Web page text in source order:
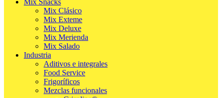
Mix Snacks
Mix Clásico
Mix Exteme
Mix Deluxe
Mix Merienda
Mix Salado
Industria
Aditivos e integrales
Food Service
Frigoríficos
Mezclas funcionales